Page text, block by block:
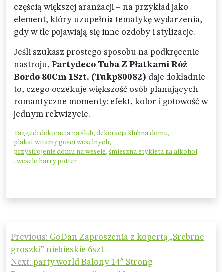
częścią większej aranżacji – na przykład jako
element, który uzupełnia tematykę wydarzenia,
gdy w tle pojawiają się inne ozdoby i stylizacje.
Jeśli szukasz prostego sposobu na podkręcenie
nastroju, Partydeco Tuba Z Płatkami Róż
Bordo 80Cm 1Szt. (Tukp80082) daje dokładnie
to, czego oczekuje większość osób planujących
romantyczne momenty: efekt, kolor i gotowość w
jednym rekwizycie.
Tagged: dekoracja na ślub, dekoracja ślubna domu,
plakat witamy gości weselnych,
przystrojenie domu na wesele, śmieszna etykieta na alkohol
, wesele harry potter
wpisu
Previous: GoDan Zaproszenia z kopertą „Srebrne
groszki” niebieskie 6szt
Next: party world Balony 14″ Strong